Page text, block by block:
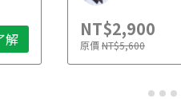
解 NT$2,900
原價NT$5,600